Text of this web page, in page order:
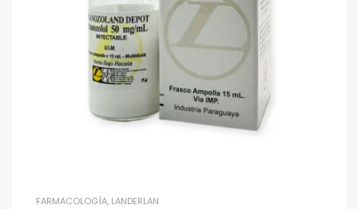
FARMACOLOGÍA, LANDERLAN